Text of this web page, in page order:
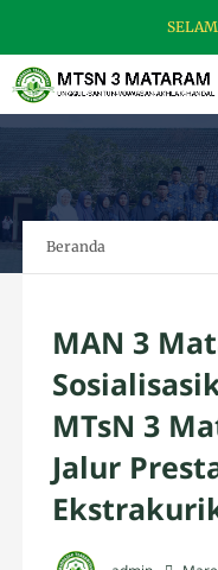
SELAMAT
Beranda
MAN 3
MTsN 3
Jalur